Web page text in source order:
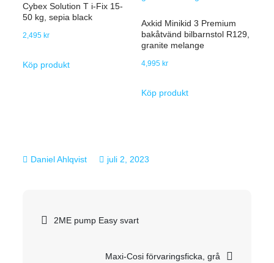
Cybex Solution T i-Fix 15-
50 kg, sepia black
2,495kr
Köp produkt
Axkid Minikid 3 Premium
bakåtvänd bilbarnstol R129,
granite melange
4,995kr
Köp produkt
juli 2, 2023
Inläggsnavigering
2ME pump Easy svart
Maxi-Cosi förvaringsficka, grå